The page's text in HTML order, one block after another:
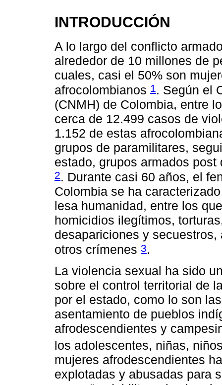
INTRODUCCIÓN
A lo largo del conflicto
alrededor de 10 millones de
cuales, casi el 50% son
afrocolombianos 1. Según el
(CNMH) de Colombia, entre
cerca de 12.499 casos de
1.152 de estas
grupos de paramilitares,
estado, grupos armados
2. Durante casi 60 años, el
Colombia se ha
lesa humanidad, entre los
homicidios ilegítimos,
desapariciones y
otros crímenes 3.
La violencia sexual ha sido
sobre el control territorial de
por el estado, como lo son
asentamiento de pueblos
afrodescendientes y
los adolescentes, niñas,
mujeres afrodescendientes
explotadas y abusadas para